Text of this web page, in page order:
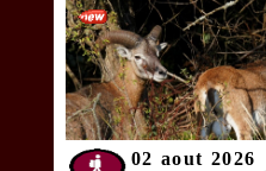
02 aout 2026